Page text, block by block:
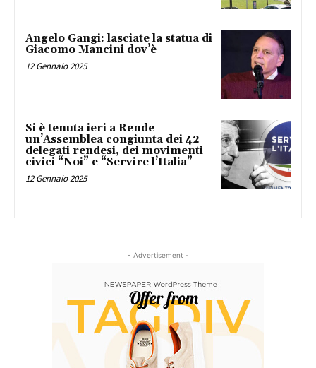
Angelo Gangi: lasciate la statua di
Giacomo Mancini dov’è
12 Gennaio 2025
Si è tenuta ieri a Rende
un’Assemblea congiunta dei 42
delegati rendesi, dei movimenti
civici “Noi” e “Servire l’Italia”
12 Gennaio 2025
- Advertisement -